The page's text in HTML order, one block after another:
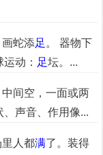
画蛇添足 。 器物下
动： 足坛。...
间空，一面或两
、声音、作用像...
人都满了。装得